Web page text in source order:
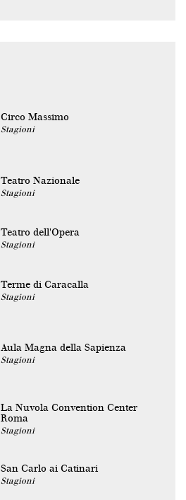
Circo Massimo
Stagioni
Teatro Nazionale
Stagioni
Teatro dell'Opera
Stagioni
Terme di Caracalla
Stagioni
Aula Magna della Sapienza
Stagioni
La Nuvola Convention Center
Roma
Stagioni
San Carlo ai Catinari
Stagioni